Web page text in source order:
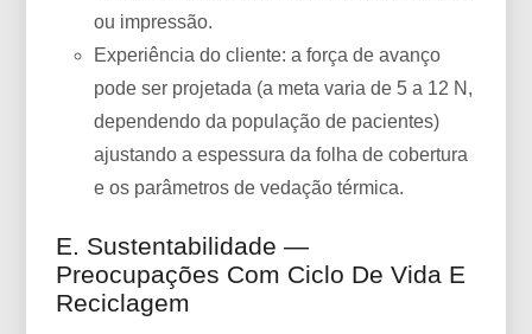
ou impressão.
Experiência do cliente: a força de avanço
pode ser projetada (a meta varia de 5 a 12 N,
dependendo da população de pacientes)
ajustando a espessura da folha de cobertura
e os parâmetros de vedação térmica.
E. Sustentabilidade —
Preocupações Com Ciclo De Vida E
Reciclagem